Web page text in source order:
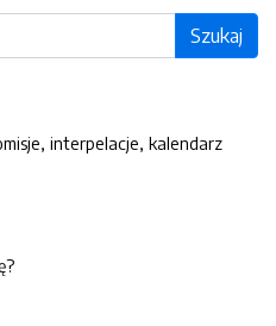
Szukaj
interpelacje, kalendarz